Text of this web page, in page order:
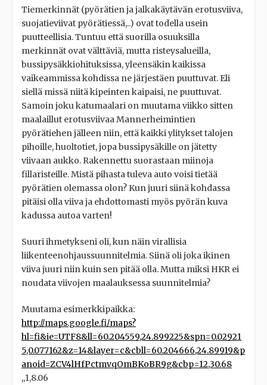
Tiemerkinnät (pyörätien ja jalkakäytävän erotusviiva,
suojatieviivat pyörätiessä,..) ovat todella usein
puutteellisia. Tuntuu että suorilla osuuksilla
merkinnät ovat välttäviä, mutta risteysalueilla,
bussipysäkkiohituksissa, yleensäkin kaikissa
vaikeammissa kohdissa ne järjestäen puuttuvat. Eli
siellä missä niitä kipeinten kaipaisi, ne puuttuvat.
Samoin joku katumaalari on muutama viikko sitten
maalaillut erotusviivaa Mannerheimintien
pyörätiehen jälleen niin, että kaikki ylitykset talojen
pihoille, huoltotiet, jopa bussipysäkille on jätetty
viivaan aukko. Rakennettu suorastaan miinoja
fillaristeille. Mistä pihasta tuleva auto voisi tietää
pyörätien olemassa olon? Kun juuri siinä kohdassa
pitäisi olla viiva ja ehdottomasti myös pyörän kuva
kadussa autoa varten!
Suuri ihmetykseni oli, kun näin virallisia
liikenteenohjaussuunnitelmia. Siinä oli joka ikinen
viiva juuri niin kuin sen pitää olla. Mutta miksi HKR ei
noudata viivojen maalauksessa suunnitelmia?
Muutama esimerkkipaikka:
http://maps.google.fi/maps?
hl=fi&ie=UTF8&ll=60.204559,24.899225&spn=0.02921
5,0.077162&z=14&layer=c&cbll=60.204666,24.89919&p
anoid=ZCV4lHfPctmvqOmBKoBR9g&cbp=12,30.68
,,1,8.06